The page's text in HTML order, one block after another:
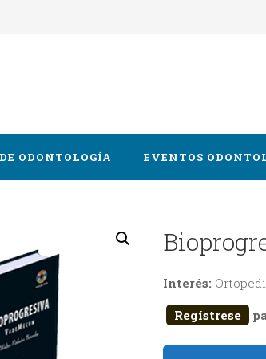
ODONTOLOGÍA EVENTOS
Interés:
Regístrese